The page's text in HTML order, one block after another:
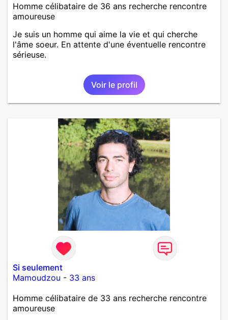
Homme célibataire de 36 ans recherche rencontre
amoureuse
Je suis un homme qui aime la vie et qui cherche
l'âme soeur. En attente d'une éventuelle rencontre
sérieuse.
Voir le profil
Si seulement
Mamoudzou - 33 ans
Homme célibataire de 33 ans recherche rencontre
amoureuse